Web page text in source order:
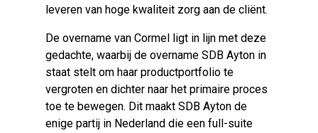
leveren van hoge kwaliteit zorg aan de cliënt.
De overname van Cormel ligt in lijn met deze
gedachte, waarbij de overname SDB Ayton in
staat stelt om haar productportfolio te
vergroten en dichter naar het primaire proces
toe te bewegen. Dit maakt SDB Ayton de
enige partij in Nederland die een full-suite